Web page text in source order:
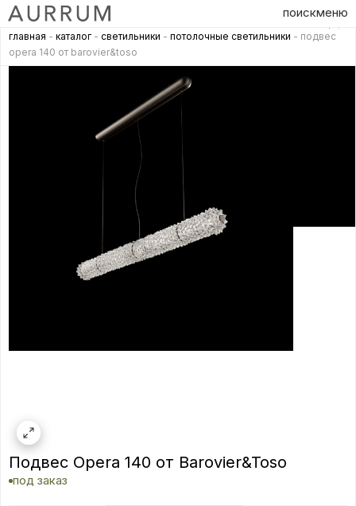
поискменю
главная - каталог - светильники - потолочные светильники - подвес
opera 140 от barovier&toso
Подвес Opera 140 от Barovier&Toso
под заказ